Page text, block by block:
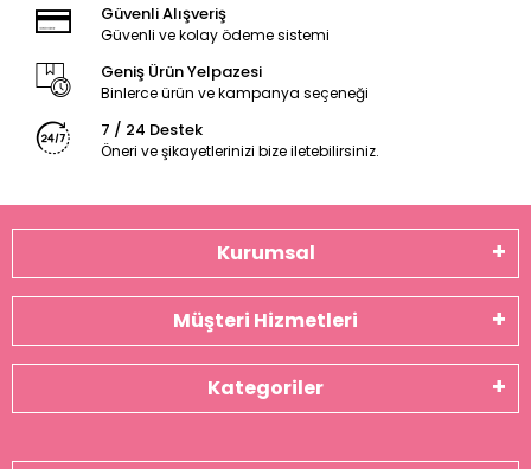
Güvenli Alışveriş
Güvenli ve kolay ödeme sistemi
Geniş Ürün Yelpazesi
Binlerce ürün ve kampanya seçeneği
7 / 24 Destek
Öneri ve şikayetlerinizi bize iletebilirsiniz.
Kurumsal
Müşteri Hizmetleri
Kategoriler